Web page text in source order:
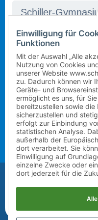
In dieser Schule stehen
zur Verfügung. Bitte
aninfo@mietra.de.
Mietbeginn wählen
Schuljahr 2026/
Klasse wählen
Bitte wählen Sie die
kommenden Schuljahr.
7
Zusatz (Klasse a, b, c)
?
Vor-/Nachname des
Einwilligung für
Funktionen
Mit der Auswahl „Alle
Nutzung von Cookies
unserer Website
zu. Dadurch können wir
Geräte- und
ermöglicht es uns, für
bereitzustellen sowie die
sicherzustellen und
erfolgt zur Einbindung
statistischen Analyse.
außerhalb der
dort verarbeitet. Sie
Einwilligung auf
einzelne Zwecke oder
dort jederzeit für die